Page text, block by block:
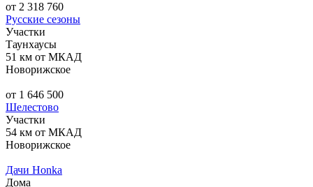
от 2 318 760
Русские сезоны
Участки
Таунхаусы
51 км от МКАД
Новорижское
от 1 646 500
Шелестово
Участки
54 км от МКАД
Новорижское
Дачи Honka
Дома